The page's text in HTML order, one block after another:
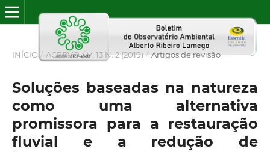
INÍCIO / ACERVO / V. 13 N. 2 (2019) / Artigos de revisão
Soluções baseadas na natureza
como uma alternativa
promissora para a restauração
fluvial e a redução de